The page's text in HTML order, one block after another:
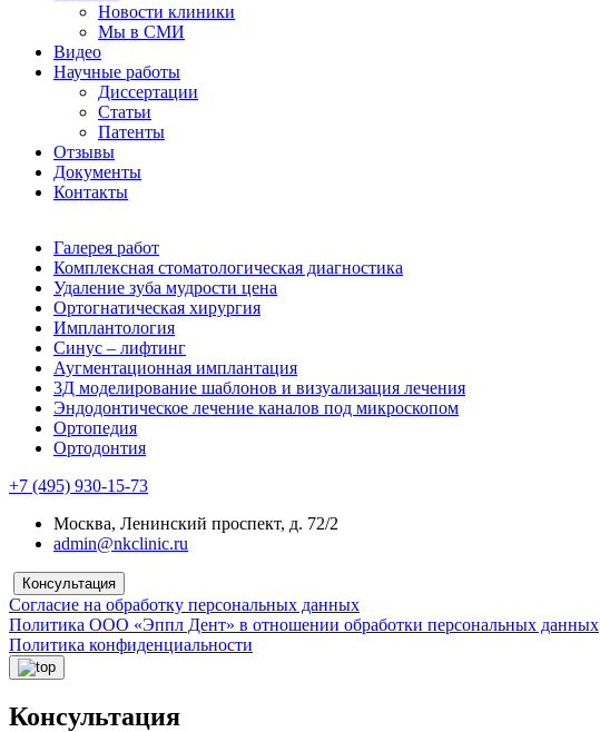
Новости клиники
Мы в СМИ
Видео
Научные работы
Диссертации
Статьи
Патенты
Отзывы
Документы
Контакты
Галерея работ
Комплексная стоматологическая диагностика
Удаление зуба мудрости цена
Ортогнатическая хирургия
Имплантология
Синус – лифтинг
Аугментационная имплантация
3Д моделирование шаблонов и визуализация лечения
Эндодонтическое лечение каналов под микроскопом
Ортопедия
Ортодонтия
+7 (495) 930-15-73
Москва, Ленинский проспект, д. 72/2
admin@nkclinic.ru
Консультация
Согласие на обработку персональных данных
Политика ООО «Эппл Дент» в отношении обработки персональных данных
Политика конфиденциальности
Консультация